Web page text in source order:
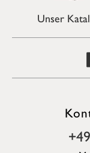
Unser